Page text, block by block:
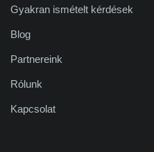
Gyakran ismételt kérdések
Blog
Partnereink
Rólunk
Kapcsolat